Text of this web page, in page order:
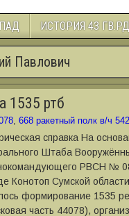
ИСТОРИЯ 43 ГВ.РД
Павлович
1535 ртб
, 668 ракетный полк в/ч
справка На
Штаба
РВСН №
Конотоп Сумской
формирование 1535
часть 44078),